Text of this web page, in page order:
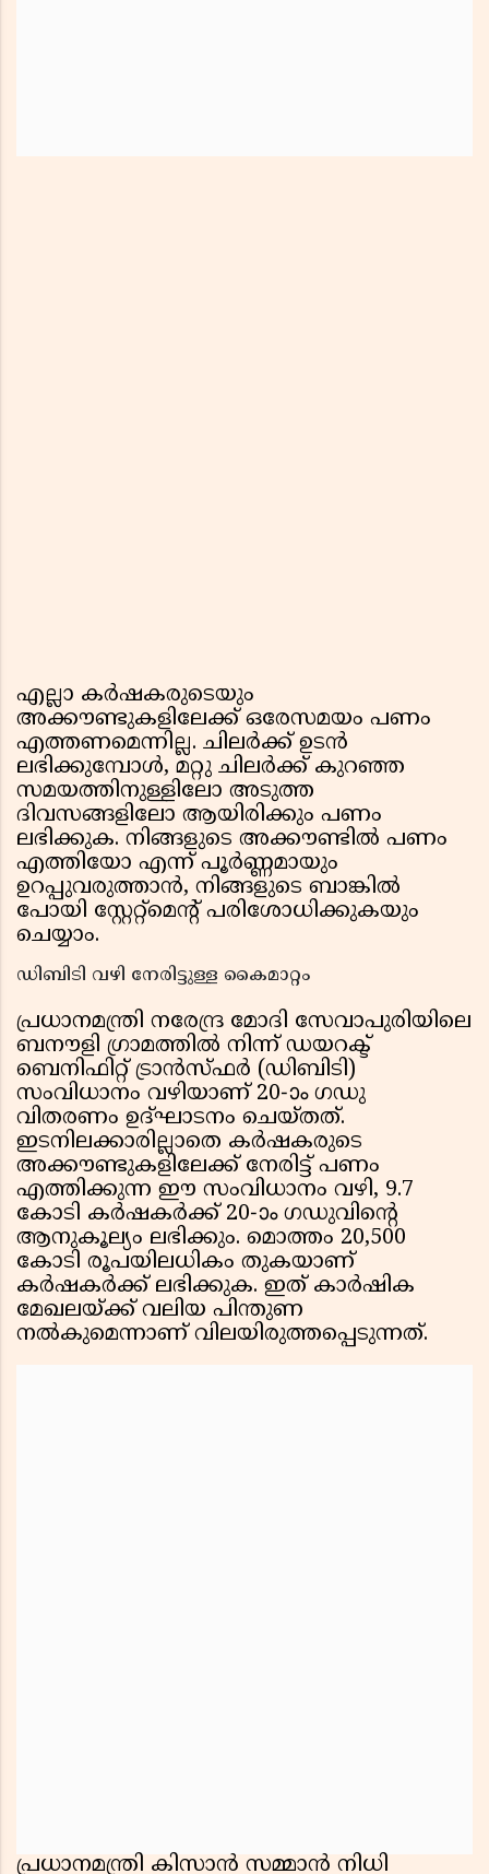
എല്ലാ കർഷകരുടെയും
അക്കൗണ്ടുകളിലേക്ക് ഒരേസമയം പണം
എത്തണമെന്നില്ല. ചിലർക്ക് ഉടൻ
ലഭിക്കുമ്പോൾ, മറ്റു ചിലർക്ക് കുറഞ്ഞ
സമയത്തിനുള്ളിലോ അടുത്ത
ദിവസങ്ങളിലോ ആയിരിക്കും പണം
ലഭിക്കുക. നിങ്ങളുടെ അക്കൗണ്ടിൽ പണം
എത്തിയോ എന്ന് പൂർണ്ണമായും
ഉറപ്പുവരുത്താൻ, നിങ്ങളുടെ ബാങ്കിൽ
പോയി സ്റ്റേറ്റ്മെന്റ് പരിശോധിക്കുകയും
ചെയ്യാം.
ഡിബിടി വഴി നേരിട്ടുള്ള കൈമാറ്റം
പ്രധാനമന്ത്രി നരേന്ദ്ര മോദി സേവാപുരിയിലെ
ബനൗളി ഗ്രാമത്തിൽ നിന്ന് ഡയറക്ട്
ബെനിഫിറ്റ് ട്രാൻസ്ഫർ (ഡിബിടി)
സംവിധാനം വഴിയാണ് 20-ാം ഗഡു
വിതരണം ഉദ്ഘാടനം ചെയ്തത്.
ഇടനിലക്കാരില്ലാതെ കർഷകരുടെ
അക്കൗണ്ടുകളിലേക്ക് നേരിട്ട് പണം
എത്തിക്കുന്ന ഈ സംവിധാനം വഴി, 9.7
കോടി കർഷകർക്ക് 20-ാം ഗഡുവിൻ്റെ
ആനുകൂല്യം ലഭിക്കും. മൊത്തം 20,500
കോടി രൂപയിലധികം തുകയാണ്
കർഷകർക്ക് ലഭിക്കുക. ഇത് കാർഷിക
മേഖലയ്ക്ക് വലിയ പിന്തുണ
നൽകുമെന്നാണ് വിലയിരുത്തപ്പെടുന്നത്.
പ്രധാനമന്ത്രി കിസാൻ സമ്മാൻ നിധി